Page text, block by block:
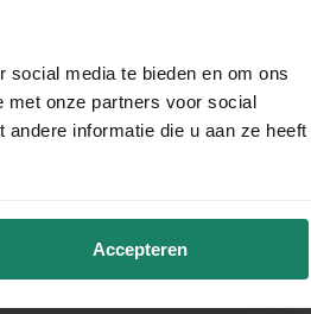
media te bieden en om ons
met onze partners voor social
informatie die u aan ze heeft
Accepteren